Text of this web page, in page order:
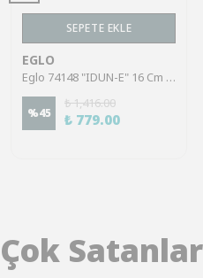
SEPETE EKLE
EGLO
Eglo 74148 "IDUN-E" 16 Cm Çapında Plastik Beyaz Tavan Armatürü
%45
₺ 1,416.00
₺ 779.00
Çok Satanlar